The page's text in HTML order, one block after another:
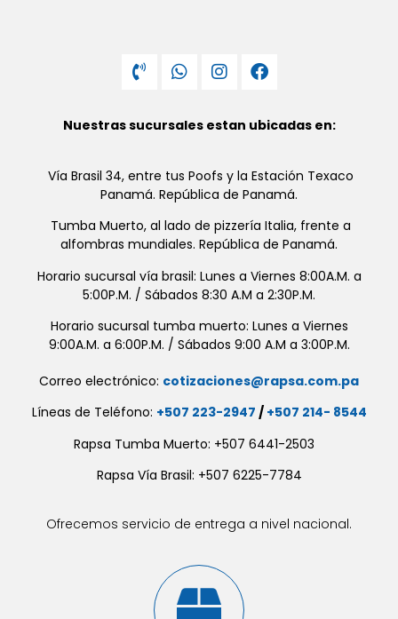
Nuestras sucursales estan ubicadas en:
Vía Brasil 34, entre tus Poofs y la Estación Texaco
Panamá. República de Panamá.
Tumba Muerto, al lado de pizzería Italia, frente a
alfombras mundiales. República de Panamá.
Horario sucursal vía brasil: Lunes a Viernes 8:00A.M. a
5:00P.M. / Sábados 8:30 A.M a 2:30P.M.
Horario sucursal tumba muerto: Lunes a Viernes
9:00A.M. a 6:00P.M. / Sábados 9:00 A.M a 3:00P.M.
Correo electrónico: cotizaciones@rapsa.com.pa
Líneas de Teléfono: +507 223-2947 / +507 214- 8544
Rapsa Tumba Muerto: +507 6441-2503
Rapsa Vía Brasil: +507 6225-7784
Ofrecemos servicio de entrega a nivel nacional.